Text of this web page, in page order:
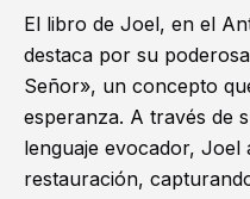
El libro de Joel, en el
destaca por su
Señor», un concepto
esperanza. A través de
lenguaje evocador, Joel
restauración,